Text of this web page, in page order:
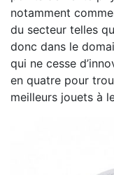
notamment
du secteur telles
donc dans le
qui ne cesse
en quatre pour
meilleurs jouets à